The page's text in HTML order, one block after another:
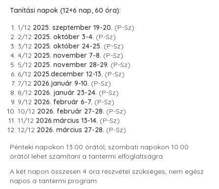
Tanítási napok (12+6 nap, 60 óra):
1/12 2025. szeptember 19-20. (P-Sz)
2/12 2025. október 3-4. (P-Sz)
3/12 2025. október 24-25. (P-Sz)
4/12 2025. november 7-8. (P-Sz)
5/12 2025. november 28-29. (P-Sz)
6/12 2025.december 12-13. (P-Sz)
7/12 2026.január 9-10. (P-Sz)
8/12 2026. január 23-24. (P-Sz)
9/12 2026. február 6-7. (P-Sz)
10/12 2026. február 27-28. (P-Sz)
11/12 2026.március 13-14. (P-Sz)
12/12 2026. március 27-28. (P-Sz)
Pénteki napokon 13.00 órától, szombati napokon 10.00
órától lehet számítani a tantermi elfoglaltságra.
A két napon összesen 4 óra részvétel szükséges, nem egész
napos a tantermi program.